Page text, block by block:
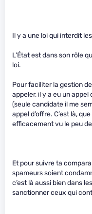
Il y a une loi qui interdit
L’État est dans son rôle
loi.
Pour faciliter la gestion
appeler, il y a eu un
(seule candidate il me
appel d’offre. C’est là,
efficacement vu le peu
Et pour suivre ta
spameurs soient
c’est là aussi bien dans
sanctionner ceux qui